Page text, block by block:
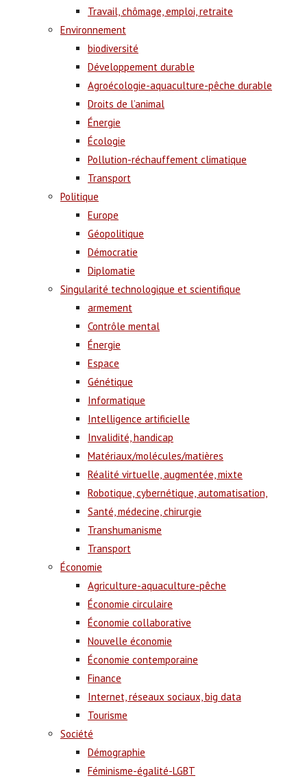
Travail, chômage, emploi, retraite
Environnement
biodiversité
Développement durable
Agroécologie-aquaculture-pêche durable
Droits de l’animal
Énergie
Écologie
Pollution-réchauffement climatique
Transport
Politique
Europe
Géopolitique
Démocratie
Diplomatie
Singularité technologique et scientifique
armement
Contrôle mental
Énergie
Espace
Génétique
Informatique
Intelligence artificielle
Invalidité, handicap
Matériaux/molécules/matières
Réalité virtuelle, augmentée, mixte
Robotique, cybernétique, automatisation,
Santé, médecine, chirurgie
Transhumanisme
Transport
Économie
Agriculture-aquaculture-pêche
Économie circulaire
Économie collaborative
Nouvelle économie
Économie contemporaine
Finance
Internet, réseaux sociaux, big data
Tourisme
Société
Démographie
Féminisme-égalité-LGBT